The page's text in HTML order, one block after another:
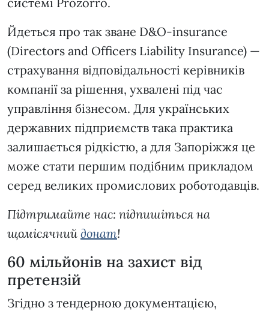
Йдеться про так зване D&O-insurance
(Directors and Officers Liability Insurance) —
страхування відповідальності керівників
компанії за рішення, ухвалені під час
управління бізнесом. Для українських
державних підприємств така практика
залишається рідкістю, а для Запоріжжя це
може стати першим подібним прикладом
серед великих промислових роботодавців.
Підтримайте нас: підпишіться на
щомісячний донат!
60 мільйонів на захист від
претензій
Згідно з тендерною документацією,